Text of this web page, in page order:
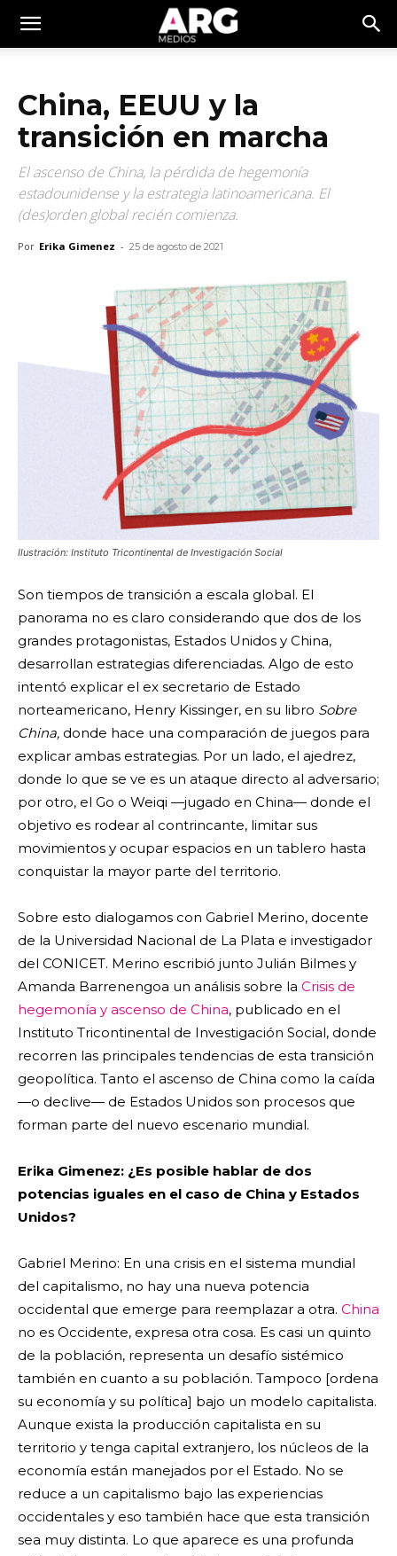
China, EEUU y la
transición en marcha
El ascenso de China, la pérdida de hegemonía
estadounidense y la estrategia latinoamericana. El
(des)orden global recién comienza.
Por Erika Gimenez - 25 de agosto de 2021
Ilustración: Instituto Tricontinental de Investigación Social
Son tiempos de transición a escala global. El
panorama no es claro considerando que dos de los
grandes protagonistas, Estados Unidos y China,
desarrollan estrategias diferenciadas. Algo de esto
intentó explicar el ex secretario de Estado
norteamericano, Henry Kissinger, en su libro Sobre
China, donde hace una comparación de juegos para
explicar ambas estrategias. Por un lado, el ajedrez,
donde lo que se ve es un ataque directo al adversario;
por otro, el Go o Weiqi —jugado en China— donde el
objetivo es rodear al contrincante, limitar sus
movimientos y ocupar espacios en un tablero hasta
conquistar la mayor parte del territorio.
Sobre esto dialogamos con Gabriel Merino, docente
de la Universidad Nacional de La Plata e investigador
del CONICET. Merino escribió junto Julián Bilmes y
Amanda Barrenengoa un análisis sobre la Crisis de
hegemonía y ascenso de China, publicado en el
Instituto Tricontinental de Investigación Social, donde
recorren las principales tendencias de esta transición
geopolítica. Tanto el ascenso de China como la caída
—o declive— de Estados Unidos son procesos que
forman parte del nuevo escenario mundial.
Erika Gimenez: ¿Es posible hablar de dos
potencias iguales en el caso de China y Estados
Unidos?
Gabriel Merino: En una crisis en el sistema mundial
del capitalismo, no hay una nueva potencia
occidental que emerge para reemplazar a otra. China
no es Occidente, expresa otra cosa. Es casi un quinto
de la población, representa un desafío sistémico
también en cuanto a su población. Tampoco [ordena
su economía y su política] bajo un modelo capitalista.
Aunque exista la producción capitalista en su
territorio y tenga capital extranjero, los núcleos de la
economía están manejados por el Estado. No se
reduce a un capitalismo bajo las experiencias
occidentales y eso también hace que esta transición
sea muy distinta. Lo que aparece es una profunda